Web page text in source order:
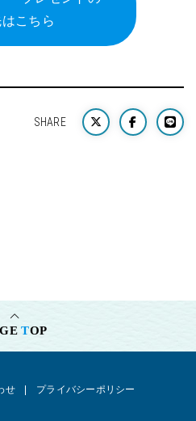
こちら
SHARE
TOP
せ プライバシーポリシー